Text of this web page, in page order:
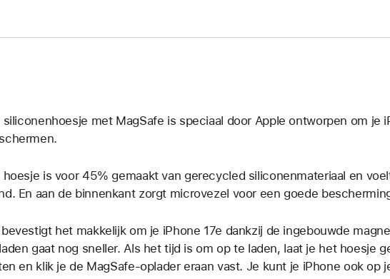
siliconenhoesje met MagSafe is speciaal door Apple ontworpen om je
hoesje is voor 45% gemaakt van gerecycled siliconenmateriaal en
En aan de binnenkant zorgt microvezel voor een goede
het makkelijk om je iPhone 17e dankzij de ingebouwde
gaat nog sneller. Als het tijd is om op te laden, laat je het hoesje
en klik je de MagSafe-oplader eraan vast. Je kunt je iPhone ook op